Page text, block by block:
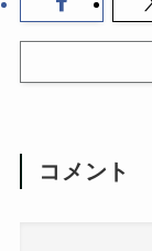
コメント